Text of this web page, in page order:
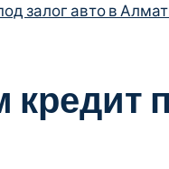
залог авто в
кредит